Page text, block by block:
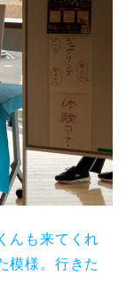
んも来てくれ
模様。行きた